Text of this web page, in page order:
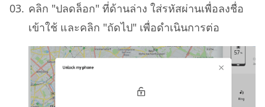
คลิก "ปลดล็อก" ที่ด้านล่าง ใส่รหัสผ่านเพื่อลงชื่อ
เข้าใช้ และคลิก "ถัดไป" เพื่อดำเนินการต่อ